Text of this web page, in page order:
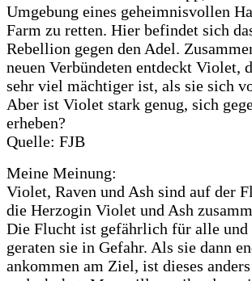
Umgebung eines geheimnisvollen
Farm zu retten. Hier befindet sich
Rebellion gegen den Adel.
neuen Verbündeten entdeckt Violet,
sehr viel mächtiger ist, als sie sich
Aber ist Violet stark genug, sich
erheben?
Quelle: FJB
Meine Meinung:
Violet, Raven und Ash sind auf der
die Herzogin Violet und Ash
Die Flucht ist gefährlich für alle
geraten sie in Gefahr. Als sie dann
ankommen am Ziel, ist dieses